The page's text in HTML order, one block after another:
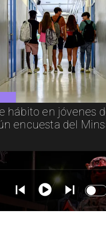
hábito en jóvenes
encuesta del